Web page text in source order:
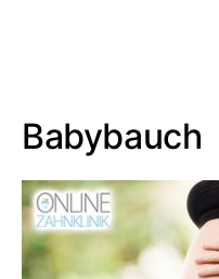
Babybauch